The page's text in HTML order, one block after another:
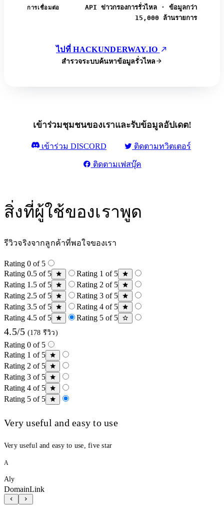
การเชื่อมต่อ
API ข่าวกรองการรั่วไหล · ข้อมูลกว่า
15,000 ล้านรายการ
ไปที่ HACKUNDERWAY.IO
สำรวจระบบค้นหาข้อมูลรั่วไหล
เข้าร่วมชุมชนของเราและรับข้อมูลอัปเดต!
เข้าร่วม DISCORD ติดตามทวิตเตอร์
ติดตามเฟสบุ๊ค
สิ่งที่ผู้ใช้ของเราพูด
รีวิวจริงจากลูกค้าที่พอใจของเรา
Rating 0 of 5
Rating 0.5 of 5
Rating 1 of 5
Rating 1.5 of 5
Rating 2 of 5
Rating 2.5 of 5
Rating 3 of 5
Rating 3.5 of 5
Rating 4 of 5
Rating 4.5 of 5
Rating 5 of 5
4.5/5 (178 รีวิว)
Rating 0 of 5
Rating 1 of 5
Rating 2 of 5
Rating 3 of 5
Rating 4 of 5
Rating 5 of 5
Very useful and easy to use
Very useful and easy to use, five star
A
Aly
DomainLink